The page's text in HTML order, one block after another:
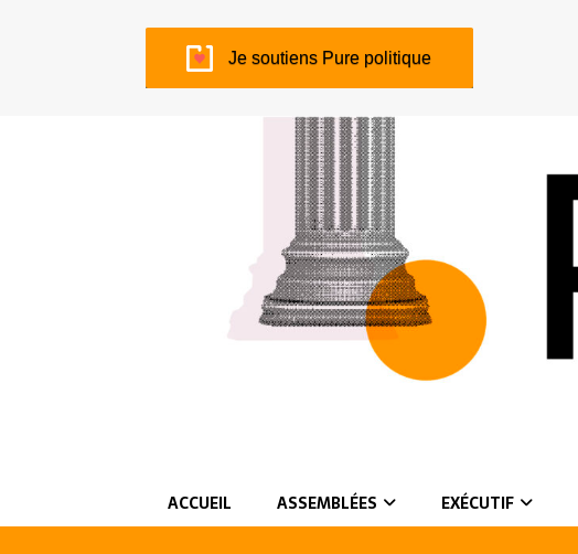
Je soutiens Pure politique
ACCUEIL ASSEMBLÉES EXÉCUTIF